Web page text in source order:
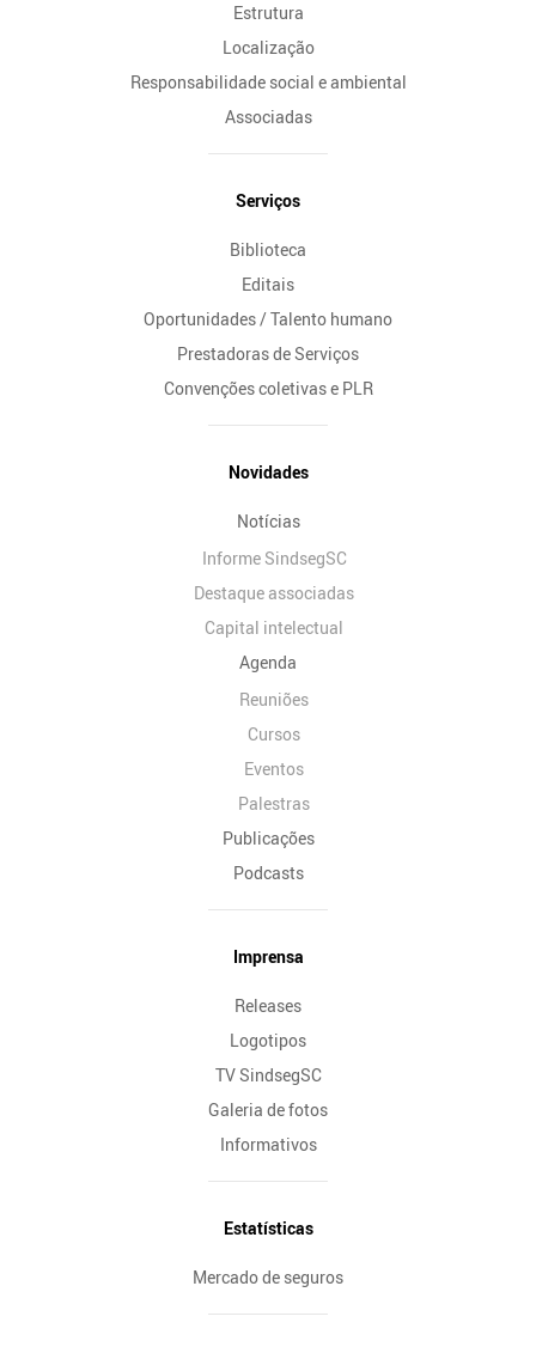
Estrutura
Localização
Responsabilidade social e ambiental
Associadas
Serviços
Biblioteca
Editais
Oportunidades / Talento humano
Prestadoras de Serviços
Convenções coletivas e PLR
Novidades
Notícias
Informe SindsegSC
Destaque associadas
Capital intelectual
Agenda
Reuniões
Cursos
Eventos
Palestras
Publicações
Podcasts
Imprensa
Releases
Logotipos
TV SindsegSC
Galeria de fotos
Informativos
Estatísticas
Mercado de seguros